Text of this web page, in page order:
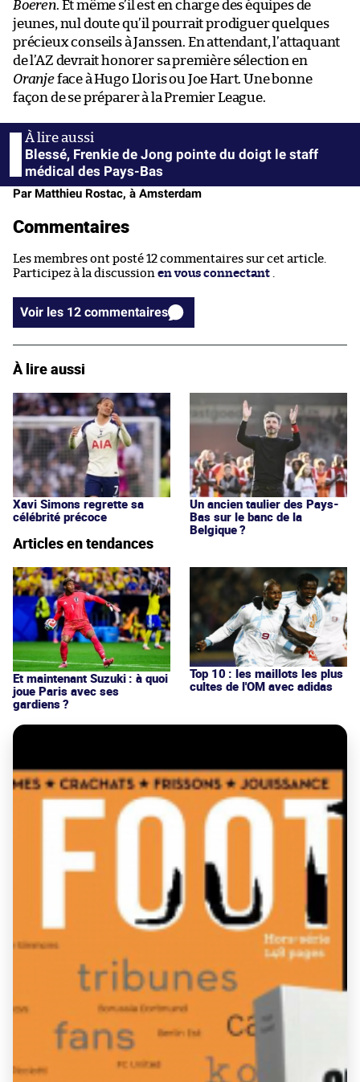
Boeren. Et même s’il est en charge des équipes de
jeunes, nul doute qu’il pourrait prodiguer quelques
précieux conseils à Janssen. En attendant, l’attaquant
de l’AZ devrait honorer sa première sélection en
Oranjeface à Hugo Lloris ou Joe Hart. Une bonne
façon de se préparer à la Premier League.
Blessé, Frenkie de Jong pointe du doigt le staff
médical des Pays-Bas
Par Matthieu Rostac, à Amsterdam
Commentaires
Les membres ont posté 12 commentaires sur cet article.
Participez à la discussion en vous connectant
Voir les 12 commentaires
À lire aussi
Xavi Simons regrette sa
célébrité précoce
Un ancien taulier des Pays-
Bas sur le banc de la
Belgique ?
Articles en tendances
Et maintenant Suzuki : à quoi
joue Paris avec ses
gardiens ?
Top 10 : les maillots les plus
cultes de l'OM avec adidas